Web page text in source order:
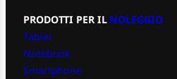
PRODOTTI PER IL NOLEGGIO
Tablet
Notebook
Smartphone